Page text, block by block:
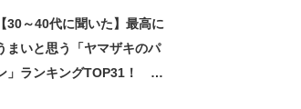
【30～40代に聞いた】最高に
まいと思う「ヤマザキのパ
」ランキングTOP31！ 第